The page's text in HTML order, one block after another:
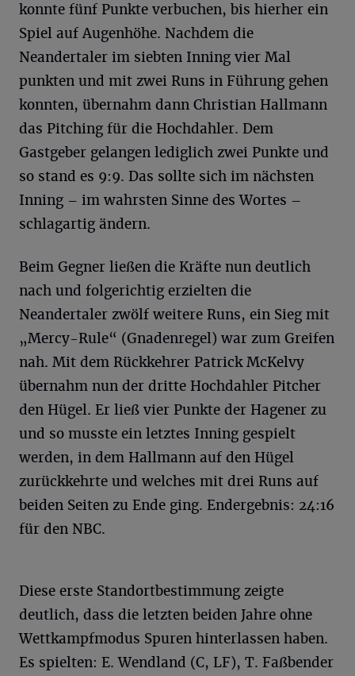
konnte fünf Punkte verbuchen, bis hierher ein
Spiel auf Augenhöhe. Nachdem die
Neandertaler im siebten Inning vier Mal
punkten und mit zwei Runs in Führung gehen
konnten, übernahm dann Christian Hallmann
das Pitching für die Hochdahler. Dem
Gastgeber gelangen lediglich zwei Punkte und
so stand es 9:9. Das sollte sich im nächsten
Inning – im wahrsten Sinne des Wortes –
schlagartig ändern.
Beim Gegner ließen die Kräfte nun deutlich
nach und folgerichtig erzielten die
Neandertaler zwölf weitere Runs, ein Sieg mit
„Mercy-Rule“ (Gnadenregel) war zum Greifen
nah. Mit dem Rückkehrer Patrick McKelvy
übernahm nun der dritte Hochdahler Pitcher
den Hügel. Er ließ vier Punkte der Hagener zu
und so musste ein letztes Inning gespielt
werden, in dem Hallmann auf den Hügel
zurückkehrte und welches mit drei Runs auf
beiden Seiten zu Ende ging. Endergebnis: 24:16
für den NBC.
Diese erste Standortbestimmung zeigte
deutlich, dass die letzten beiden Jahre ohne
Wettkampfmodus Spuren hinterlassen haben.
Es spielten: E. Wendland (C, LF), T. Faßbender